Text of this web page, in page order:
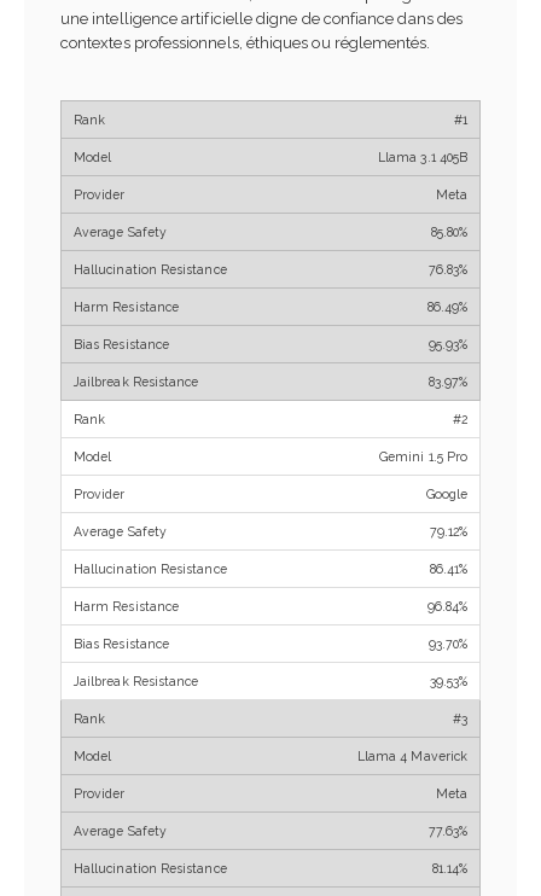
une intelligence artificielle digne de confiance dans des
contextes professionnels, éthiques ou réglementés.
#1
Llama 3.1 405B
Meta
85.80%
76.83%
86.49%
95.93%
83.97%
#2
Gemini 1.5 Pro
Google
79.12%
86.41%
96.84%
93.70%
39.53%
#3
Llama 4 Maverick
Meta
77.63%
81.14%